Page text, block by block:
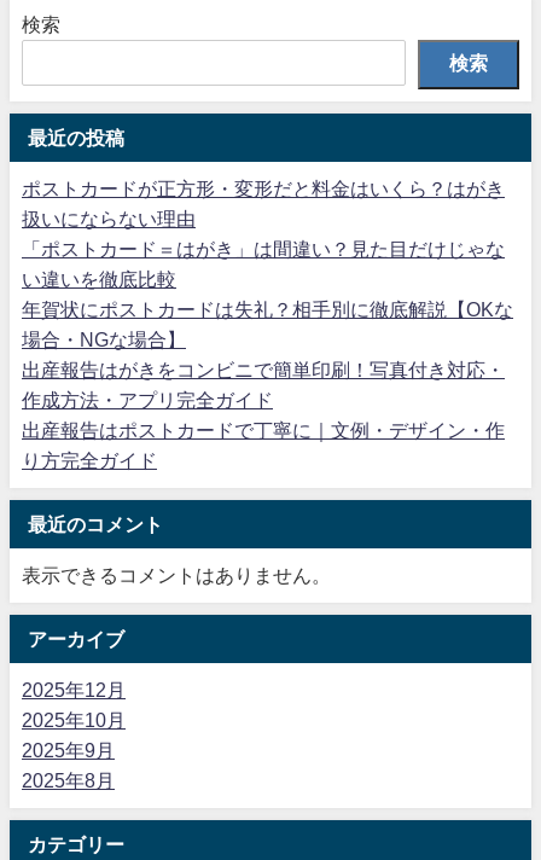
検索
検索
最近の投稿
ポストカードが正方形・変形だと料金はいくら？はがき
扱いにならない理由
「ポストカード＝はがき」は間違い？見た目だけじゃな
い違いを徹底比較
年賀状にポストカードは失礼？相手別に徹底解説【OKな
場合・NGな場合】
出産報告はがきをコンビニで簡単印刷！写真付き対応・
作成方法・アプリ完全ガイド
出産報告はポストカードで丁寧に｜文例・デザイン・作
り方完全ガイド
最近のコメント
表示できるコメントはありません。
アーカイブ
2025年12月
2025年10月
2025年9月
2025年8月
カテゴリー